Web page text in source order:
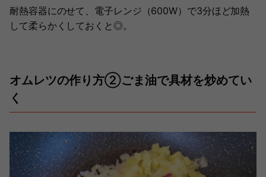
耐熱容器にのせて、電子レンジ（600W）で3分ほど加熱
して柔らかくしておくと◎。
オムレツの作り方②ごま油で具材を炒めてい
く